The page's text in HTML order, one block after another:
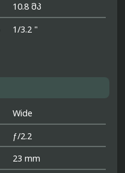
10.8 მპ
1/3.2 "
Wide
ƒ/2.2
23 mm